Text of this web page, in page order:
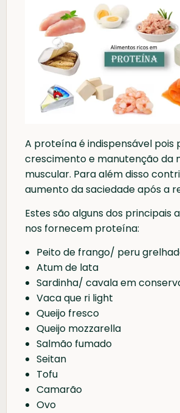
A proteína é indispensável pois
crescimento e manutenção da
muscular. Para além disso
aumento da saciedade após a
Estes são alguns dos principais
nos fornecem proteína:
Peito de frango/ peru
Atum de lata
Sardinha/ cavala em
Vaca que ri light
Queijo fresco
Queijo mozzarella
Salmão fumado
Seitan
Tofu
Camarão
Ovo